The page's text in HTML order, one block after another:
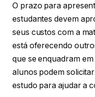
O prazo para
estudantes devem
seus custos com a
está oferecendo
que se enquadram
alunos podem
estudo para ajudar a